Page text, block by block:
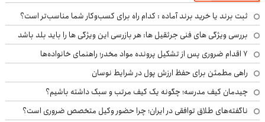
ثبت برند یا خرید برند آماده : کدام راه برای کسب‌وکار شما مناسب‌تر است؟
بررسی ویژگی های فنی جرثقیل ها: هر بازرسی این ویژگی ها را باید بلد باشد
۷ اقدام ضروری پس از تشکیل پرونده مواد مخدر؛ راهنمای خانواده‌ها
راهی مطمئن برای حفظ ارزش پول در شرایط نوسان
چیدمان کیف مدرسه؛ چگونه یک کیف مرتب و سبک داشته باشیم؟
ناگفته‌های طلاق توافقی در ایران؛ چرا حضور وکیل متخصص ضروری است؟